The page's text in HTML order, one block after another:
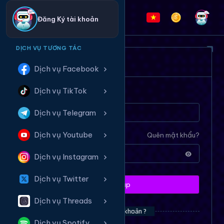
Đăng Ký tài khoản
DỊCH VỤ TƯƠNG TÁC
Dịch vụ Facebook
Dịch vụ TikTok
Dịch vụ Telegram
Dịch vụ Youtube
Dịch vụ Instagram
Dịch vụ Twitter
Dịch vụ Threads
ĐĂNG NHẬP HỆ THỐNG
Tên tài khoản
Quên mật khẩu?
Mật khẩu
Đăng nhập
Bạn chưa có tài khoản ?